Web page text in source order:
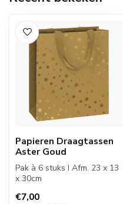
Papieren Draagtassen
Aster Goud
Pak à 6 stuks I Afm. 23 x 13
x 30cm
€7,00